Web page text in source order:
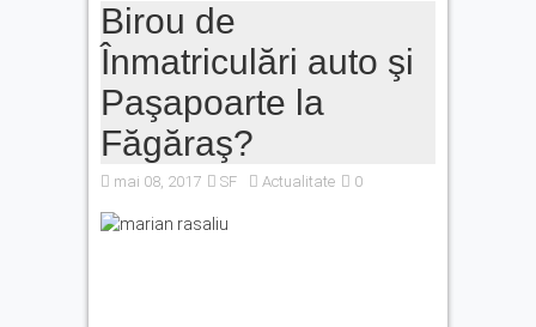
angajează șoferi. Sunt
disponibile cinci posturi
Apă Canal Sibiu: Ploaia de
după caniculă nu înseamnă
rezervelor de apă. Cum
Birou de
Înmatriculări auto şi
Paşapoarte la
Făgăraş?
mai 08, 2017 SF Actualitate 0